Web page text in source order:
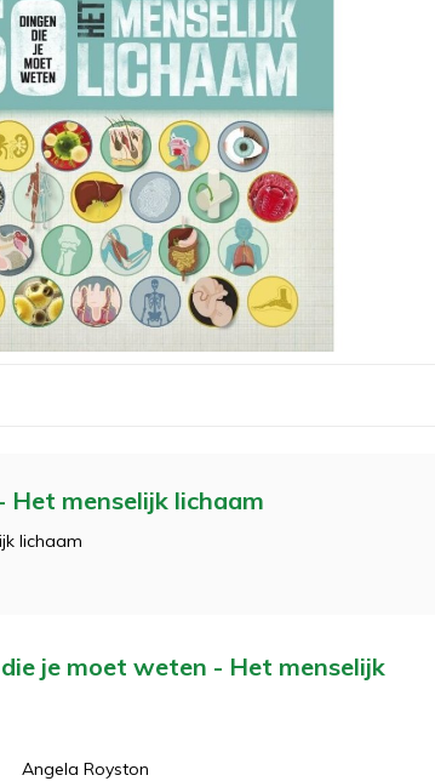
Het menselijk lichaam
lichaam
je moet weten - Het menselijk
Angela Royston